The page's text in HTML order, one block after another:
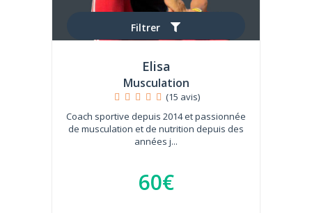
Filtrer
Elisa
Musculation
(15 avis)
Coach sportive depuis 2014 et passionnée
de musculation et de nutrition depuis des
années j...
60€